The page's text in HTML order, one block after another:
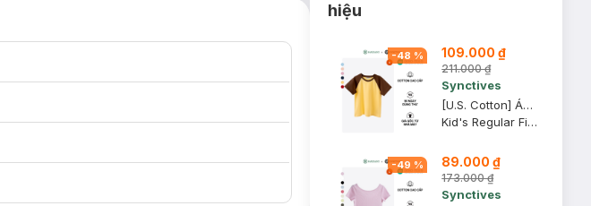
hiệu
-48 % 109.000 ₫
211.000 ₫
Synctives
[U.S. Cotton] Áo Thun Tay Raglan Trẻ Em Synctives Regular Fit, Vàng Nhạt / Nâu Gỗ, 6 - CCTS0006
Kid's Regular Fit Raglan T-Shirt
-49 % 89.000 ₫
173.000 ₫
Synctives